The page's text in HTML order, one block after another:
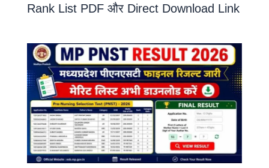
Rank List PDF और Direct Download Link